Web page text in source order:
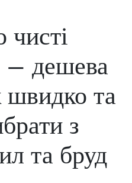
– дешева
швидко та
з
та бруд